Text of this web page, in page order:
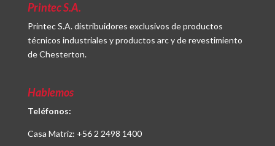
Printec S.A.
Printec S.A. distribuidores exclusivos de productos
técnicos industriales y productos arc y de revestimiento
de Chesterton.
Hablemos
Teléfonos:
Casa Matriz: +56 2 2498 1400